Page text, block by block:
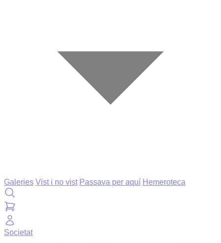
Galeries Vist i no vist Passava per aquí Hemeroteca
Societat